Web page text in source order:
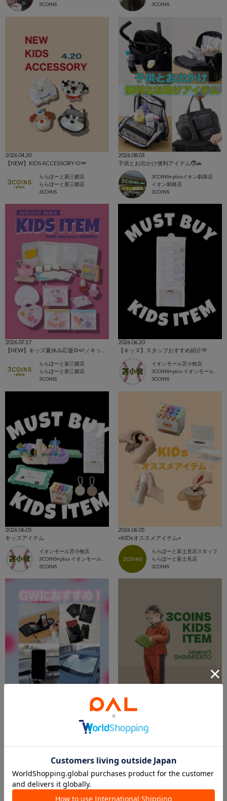
3COINS 3COINS
2026.04.20
【NEW】KIDS ACCESSORY 🐶🪽
ららぽーと新三郷店
ららぽーと新三郷店
3COINS
2026.08.03
子供とお出かけ便利アイテム🧒🚗
3COINS+plusイオン釧路店
イオン釧路店
3COINS
2026.07.17
ららぽーと新三郷店
ららぽーと新三郷店
3COINS
2026.06.20
【キッズ】スタッフおすすめ紹介💚
イオンモール苫小牧店
3COINS
2026.06.05
キッズアイテム
イオンモール苫小牧店
3COINS+plus イオンモール苫小牧店
3COINS
2026.06.05
⭐︎KIDsオススメアイテム⭐︎
ららぽーと富士見店スタッフ
ららぽーと富士見店
3COINS
関マーゴ
ららぽーと新三郷店